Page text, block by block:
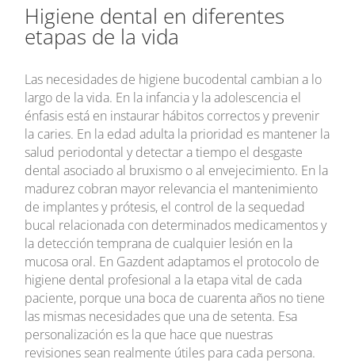
Higiene dental en diferentes
etapas de la vida
Las necesidades de higiene bucodental cambian a lo
largo de la vida. En la infancia y la adolescencia el
énfasis está en instaurar hábitos correctos y prevenir
la caries. En la edad adulta la prioridad es mantener la
salud periodontal y detectar a tiempo el desgaste
dental asociado al bruxismo o al envejecimiento. En la
madurez cobran mayor relevancia el mantenimiento
de implantes y prótesis, el control de la sequedad
bucal relacionada con determinados medicamentos y
la detección temprana de cualquier lesión en la
mucosa oral. En Gazdent adaptamos el protocolo de
higiene dental profesional a la etapa vital de cada
paciente, porque una boca de cuarenta años no tiene
las mismas necesidades que una de setenta. Esa
personalización es la que hace que nuestras
revisiones sean realmente útiles para cada persona.